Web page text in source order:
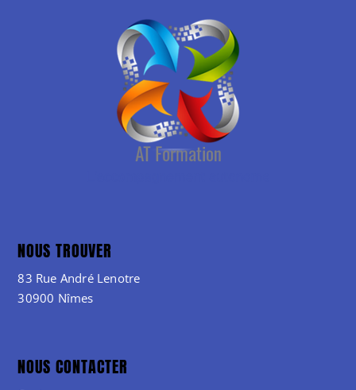
NOUS TROUVER
83 Rue André Lenotre
30900 Nîmes
NOUS CONTACTER